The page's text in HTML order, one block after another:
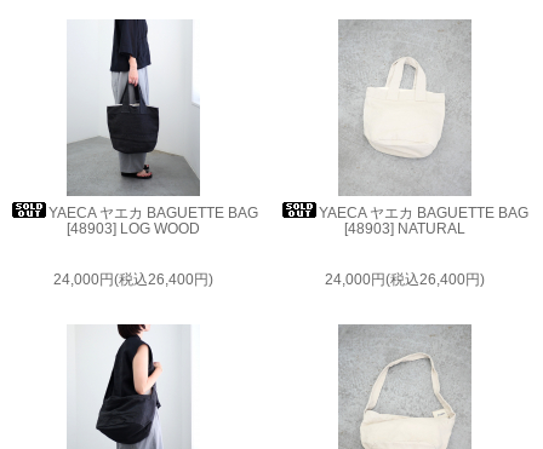
YAECA ヤエカ BAGUETTE BAG
[48903] LOG WOOD
24,000円(税込26,400円)
YAECA ヤエカ BAGUETTE BAG
[48903] NATURAL
24,000円(税込26,400円)